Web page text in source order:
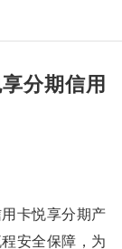
分期信用
卡悦享分期产
安全保障，为